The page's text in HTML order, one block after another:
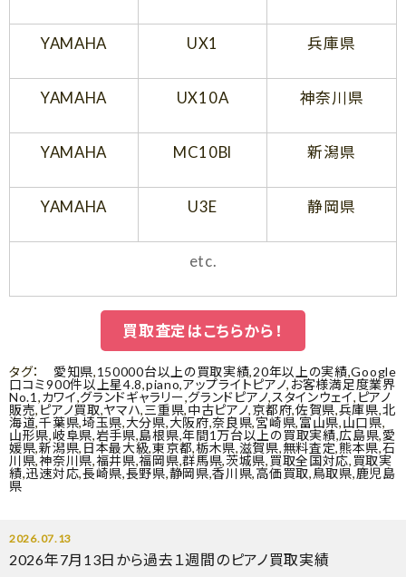
YAMAHA UX1 兵庫県
YAMAHA UX10A 神奈川県
YAMAHA MC10Bl 新潟県
YAMAHA U3E 静岡県
etc.
買取査定はこちらから！
タグ： 愛知県,150000台以上の買取実績,20年以上の実績,Google
口コミ900件以上星4.8,piano,アップライトピアノ, お客様満足度業界
No.1 ,カワイ,グランドギャラリー,グランドピアノ,スタインウェイ, ピアノ
販売, ピアノ買取,ヤマハ,三重県,中古ピアノ,京都府,佐賀県,兵庫県,北
海道,千葉県,埼玉県,大分県,大阪府,奈良県,宮崎県,富山県,山口県,
山形県,岐阜県,岩手県,島根県,年間1万台以上の買取実績,広島県,愛
媛県,新潟県, 日本最大級,東京都,栃木県,滋賀県,無料査定,熊本県,石
川県,神奈川県,福井県,福岡県,群馬県,茨城県, 買取全国対応, 買取実
績,迅速対応,長崎県,長野県,静岡県,香川県,高価買取,鳥取県,鹿児島
県
2026.07.13
2026年7月13日から過去１週間のピアノ買取実績